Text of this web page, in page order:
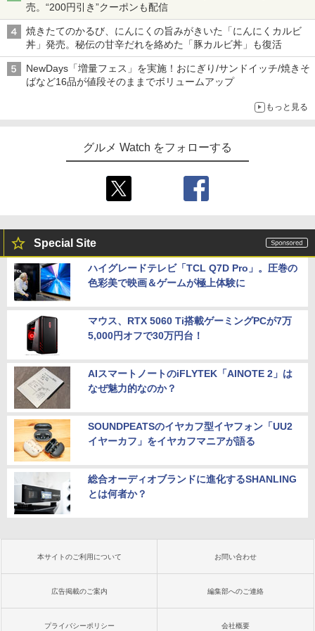
売。“200円引き”クーポンも配信
焼きたてのかるび、にんにくの旨みがきいた「にんにくカルビ
丼」発売。秘伝の甘辛だれを絡めた「豚カルビ丼」も復活
NewDays「増量フェス」を実施！おにぎり/サンドイッチ/焼きそ
ばなど16品が値段そのままでボリュームアップ
もっと見る
グルメ Watch をフォローする
Special Site
ハイグレードテレビ「TCL Q7D Pro」。圧巻の
色彩美で映画＆ゲームが極上体験に
マウス、RTX 5060 Ti搭載ゲーミングPCが7万
5,000円オフで30万円台！
AIスマートノートのiFLYTEK「AINOTE 2」は
なぜ魅力的なのか？
SOUNDPEATSのイヤカフ型イヤフォン「UU2
イヤーカフ」をイヤカフマニアが語る
総合オーディオブランドに進化するSHANLING
とは何者か？
本サイトのご利用について お問い合わせ
広告掲載のご案内 編集部へのご連絡
プライバシーポリシー 会社概要